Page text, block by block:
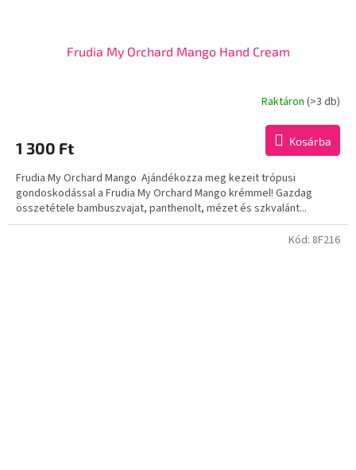
Frudia My Orchard Mango Hand Cream
Raktáron (>3 db)
1 300 Ft Kosárba
Frudia My Orchard Mango Ajándékozza meg kezeit trópusi
gondoskodással a Frudia My Orchard Mango krémmel! Gazdag
összetétele bambuszvajat, panthenolt, mézet és szkvalánt...
Kód: 8F216